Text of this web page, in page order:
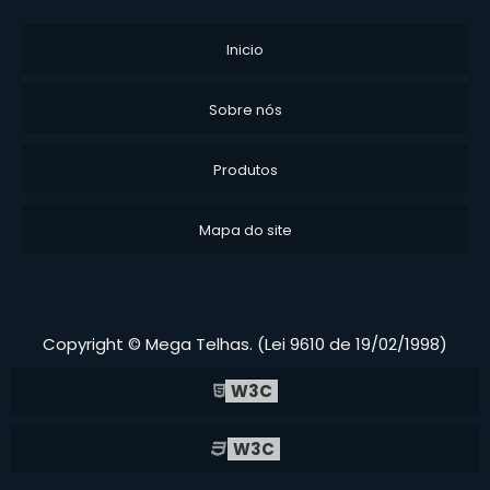
Inicio
Sobre nós
Produtos
Mapa do site
Copyright © Mega Telhas. (Lei 9610 de 19/02/1998)
W3C
W3C